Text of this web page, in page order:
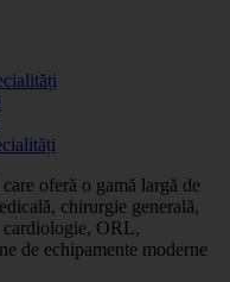
oferă o gamă largă de
chirurgie generală,
cardiologie, ORL,
de echipamente moderne